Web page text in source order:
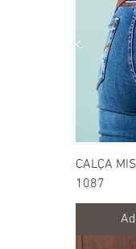
CALÇA
1087